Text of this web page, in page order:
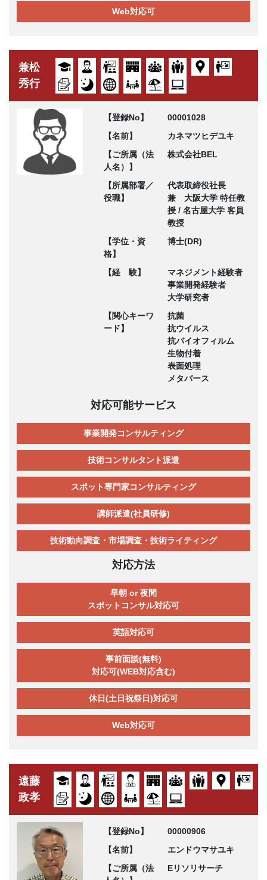
Web対応可
兼松
秀行
【登録No】
00001028
【名前】
カネマツヒデユキ
【ご所属（法
人名）】
株式会社BEL
【所属部署／
役職】
代表取締役社長
兼 大阪大学 特任教
授 / 名古屋大学 客員
教授
【学位・資
格】
博士(DR)
【経 験】
マネジメント経験者
事業開発経験者
大学研究者
【関心キーワ
ード】
抗菌
抗ウイルス
抗バイオフィルム
生物付着
表面処理
メタバース
対応可能サービス
事業開発コンサルティング
技術コンサルタント派遣
スポット専門家コンサルティング
講師派遣(社員研修)
技術動向調査・市場調査・技術ライティング
対応方法
早朝 or 夜間
スポットコンサル対応可
英語対応可
事前面談(無料)
対応可(WEB対応含む)
休日(土日祝祭日)対応可
Web対応可
遠藤
政孝
【登録No】
00000906
【名前】
エンドウマサユキ
【ご所属（法
Eリソリサーチ